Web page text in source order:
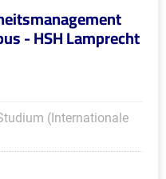
- HSH Lamprecht
(Internationale